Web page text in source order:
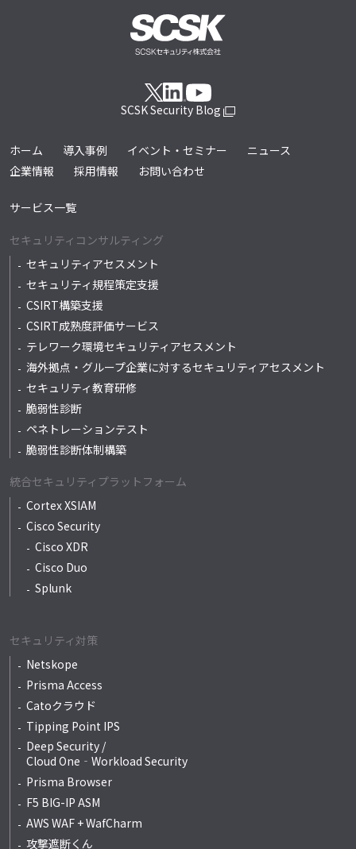
SCSK Security Blog
ホーム 導入事例 イベント・セミナー
ニュース
企業情報
採用情報 お問い合わせ
サービス一覧
セキュリティコンサルティング
セキュリティアセスメント
セキュリティ規程策定支援
CSIRT構築支援
CSIRT成熟度評価サービス
テレワーク環境セキュリティアセスメント
海外拠点・グループ企業に対するセキュリティアセスメント
セキュリティ教育研修
脆弱性診断
ペネトレーションテスト
脆弱性診断体制構築
統合セキュリティプラットフォーム
Cortex XSIAM
Cisco Security
Cisco XDR
Cisco Duo
Splunk
セキュリティ対策
Netskope
Prisma Access
Catoクラウド
Tipping Point IPS
Deep Security /
Cloud One‐Workload Security
Prisma Browser
F5 BIG-IP ASM
AWS WAF + WafCharm
攻撃遮断くん